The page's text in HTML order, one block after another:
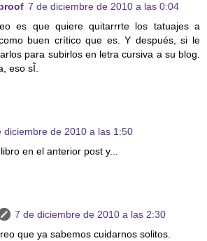
7 de diciembre de 2010 a las 0:04
es que quiere quitarrrte los tatuajes a
buen crítico que es. Y después, si le
para subirlos en letra cursiva a su blog.
eso sÎ.
diciembre de 2010 a las 1:50
en el anterior post y...
7 de diciembre de 2010 a las 2:30
que ya sabemos cuidarnos solitos.